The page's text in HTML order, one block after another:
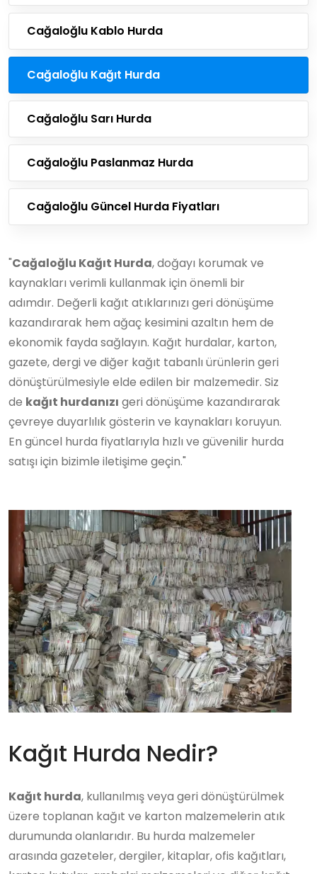
Cağaloğlu Kablo Hurda
Cağaloğlu Kağıt Hurda
Cağaloğlu Sarı Hurda
Cağaloğlu Paslanmaz Hurda
Cağaloğlu Güncel Hurda Fiyatları
"Cağaloğlu Kağıt Hurda, doğayı korumak ve
kaynakları verimli kullanmak için önemli bir
adımdır. Değerli kağıt atıklarınızı geri dönüşüme
kazandırarak hem ağaç kesimini azaltın hem de
ekonomik fayda sağlayın. Kağıt hurdalar, karton,
gazete, dergi ve diğer kağıt tabanlı ürünlerin geri
dönüştürülmesiyle elde edilen bir malzemedir. Siz
de kağıt hurdanızı geri dönüşüme kazandırarak
çevreye duyarlılık gösterin ve kaynakları koruyun.
En güncel hurda fiyatlarıyla hızlı ve güvenilir hurda
satışı için bizimle iletişime geçin."
Kağıt Hurda Nedir?
Kağıt hurda, kullanılmış veya geri dönüştürülmek
üzere toplanan kağıt ve karton malzemelerin atık
durumunda olanlarıdır. Bu hurda malzemeler
arasında gazeteler, dergiler, kitaplar, ofis kağıtları,